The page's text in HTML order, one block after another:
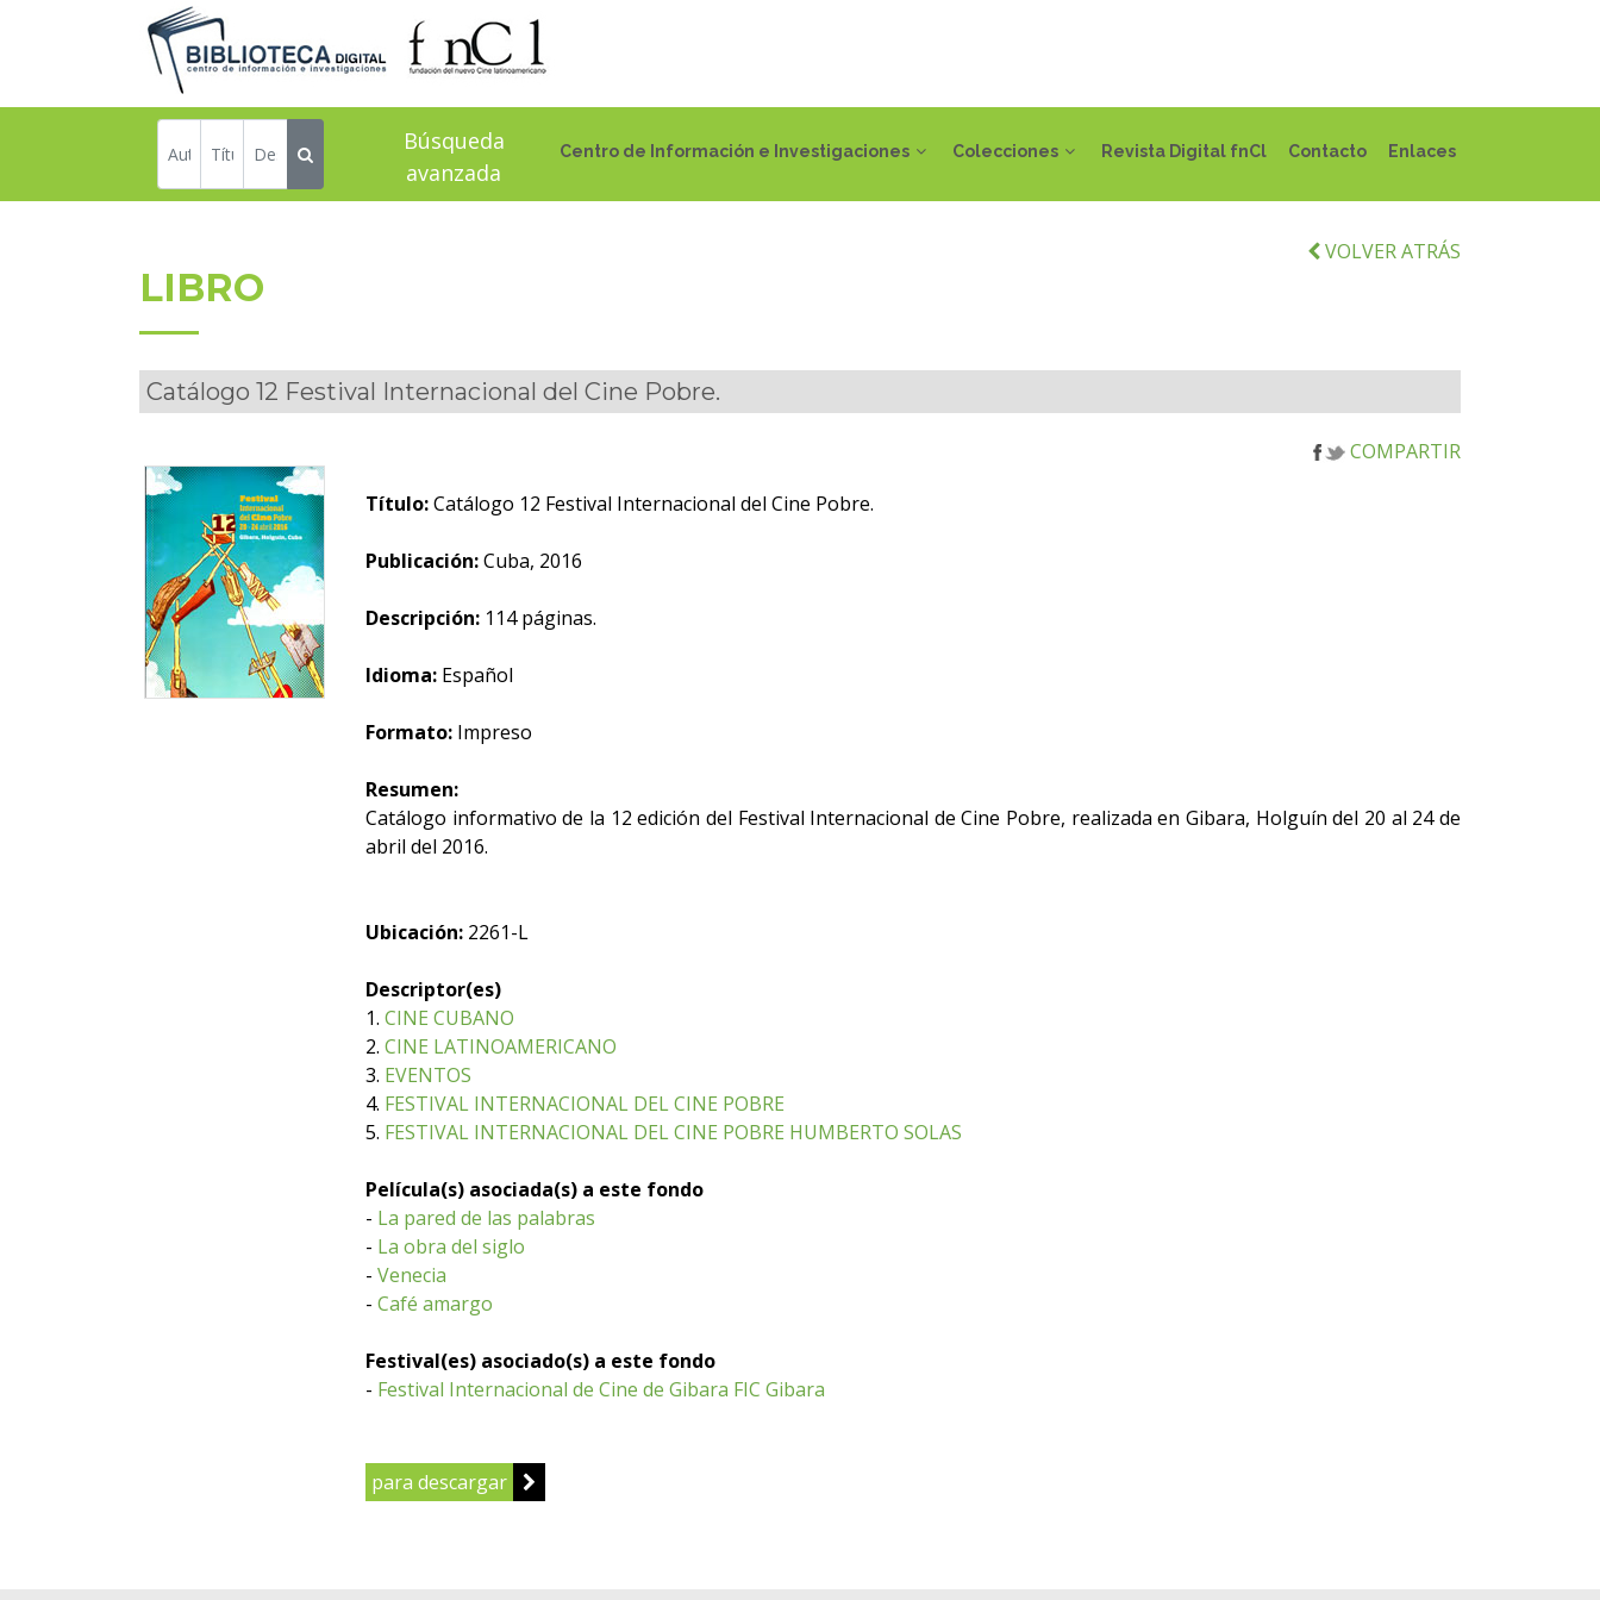
Centro de Información e Investigaciones Colecciones Revista Digital fnCl Contacto Enlaces
Búsqueda
avanzada
VOLVER ATRÁS
LIBRO
Catálogo 12 Festival Internacional del Cine Pobre.
COMPARTIR
Título:Catálogo 12 Festival Internacional del Cine Pobre.
Publicación:Cuba, 2016
Descripción: 114 páginas.
Idioma: Español
Formato: Impreso
Resumen:
Catálogo informativo de la 12 edición del Festival Internacional de Cine Pobre, realizada en Gibara, Holguín del 20 al 24 de
abril del 2016.
Ubicación: 2261-L
Descriptor(es)
1. CINE CUBANO
2. CINE LATINOAMERICANO
3. EVENTOS
4. FESTIVAL INTERNACIONAL DEL CINE POBRE
5. FESTIVAL INTERNACIONAL DEL CINE POBRE HUMBERTO SOLAS
Película(s) asociada(s) a este fondo
- La pared de las palabras
- La obra del siglo
- Venecia
- Café amargo
Festival(es) asociado(s) a este fondo
- Festival Internacional de Cine de Gibara FIC Gibara
para descargar